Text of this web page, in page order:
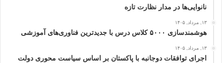
نانوایی‌ها در مدار نظارت تازه
۱۳, مرداد, ۱۴۰۵
هوشمندسازی ۵۰۰۰ کلاس درس با جدیدترین فناوری‌های آموزشی
۱۳, مرداد, ۱۴۰۵
اجرای توافقات دوجانبه با پاکستان بر اساس سیاست محوری دولت